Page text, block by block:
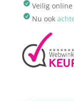
Veilig
Nu ook